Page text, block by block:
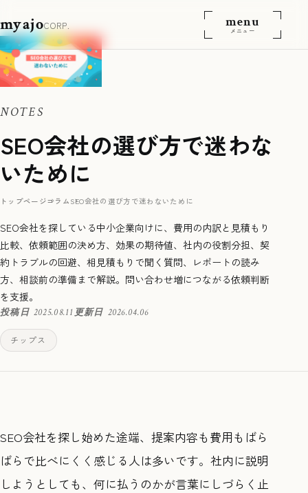
myajoCORP. menu
メニュー
NOTES
SEO会社の選び方で迷わな
いために
トップページコラム SEO会社の選び方で迷わないために
SEO会社を探している中小企業向けに、費用の内訳と見積もり
比較、依頼範囲の決め方、効果の期待値、社内の役割分担、契
約トラブルの回避、相見積もりで聞く質問、レポートの読み
方、相談前の準備まで解説。問い合わせ増につながる依頼判断
を支援。
投稿日 2025.08.11更新日 2026.04.06
チップス
SEO会社を探し始めた途端、提案内容も費用もばら
ばらで比べにくく感じる人は多いです。社内に説明
しようとしても、何に払うのかが言葉にしづらく止